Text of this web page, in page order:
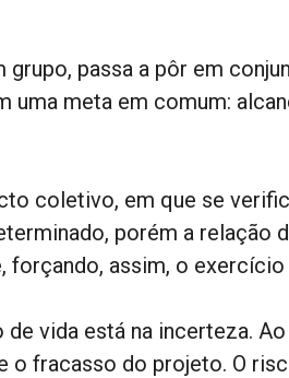
passa a pôr em
uma meta em comum:
coletivo, em que se
porém a relação
assim, o exercício
vida está na incerteza.
o fracasso do projeto. O